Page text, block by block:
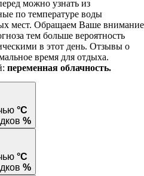
можно узнать из
по температуре воды
мест. Обращаем Ваше внимание
тем больше вероятность
в этот день. Отзывы о
время для отдыха.
переменная облачность.
°C
%
°C
%